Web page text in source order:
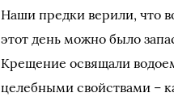
Наши предки верили, что
этот день можно было
Крещение освящали
целебными свойствами –